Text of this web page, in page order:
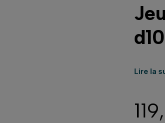
Lire la